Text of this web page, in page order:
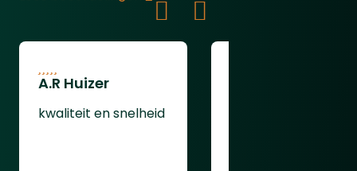
schoten. Deze flashloader is compatibel
met .50 kaliber munitie, waaronder
rubberen, stalen en polymeer ballen, en
is ontworpen voor snelle en efficiënte
A.R Huizer
kwaliteit en snelheid